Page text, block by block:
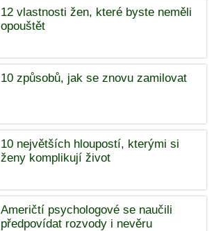
12 vlastnosti žen, které byste neměli
opouštět
10 způsobů, jak se znovu zamilovat
10 největších hloupostí, kterými si
ženy komplikují život
Američtí psychologové se naučili
předpovídat rozvody i nevěru